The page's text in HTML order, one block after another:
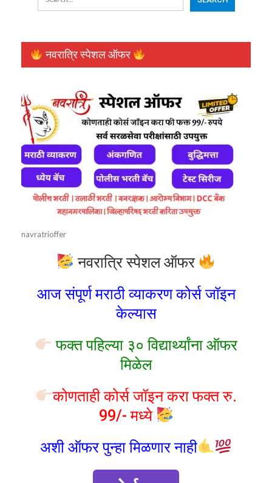
नवरात्रि स्पेशल ऑफर
navratrioffer
नवरात्रि स्पेशल ऑफर
आज संपूर्ण मराठी व्याकरण कोर्स जॉइन
केल्यास
फक्त पहिल्या ३० विद्यार्थ्यांना ऑफर
मिळेल
कोणताही कोर्स जॉइन करा फक्त रु.
99/- मध्ये
अशी ऑफर पुन्हा मिळणार नाही